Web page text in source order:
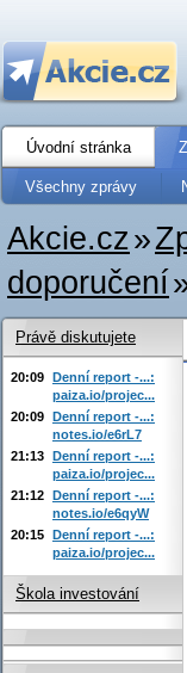
Úvodní stránka
Všechny zprávy
Akcie.cz»
doporučení
Právě diskutujete
20:09 Denní report -...:
paiza.io/projec...
20:09 Denní report -...:
notes.io/e6rL7
21:13 Denní report -...:
paiza.io/projec...
21:12 Denní report -...:
notes.io/e6qyW
20:15 Denní report -...:
paiza.io/projec...
Škola investování